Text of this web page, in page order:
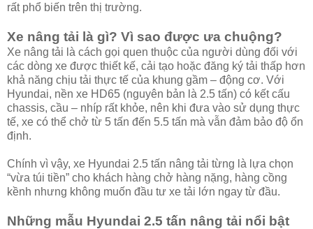
rất phổ biến trên thị trường.
Xe nâng tải là gì? Vì sao được ưa chuộng?
Xe nâng tải là cách gọi quen thuộc của người dùng đối với
các dòng xe được thiết kế, cải tạo hoặc đăng ký tải thấp hơn
khả năng chịu tải thực tế của khung gầm – động cơ. Với
Hyundai, nền xe HD65 (nguyên bản là 2.5 tấn) có kết cấu
chassis, cầu – nhíp rất khỏe, nên khi đưa vào sử dụng thực
tế, xe có thể chở từ 5 tấn đến 5.5 tấn mà vẫn đảm bảo độ ổn
định.
Chính vì vậy, xe Hyundai 2.5 tấn nâng tải từng là lựa chọn
“vừa túi tiền” cho khách hàng chở hàng nặng, hàng cồng
kềnh nhưng không muốn đầu tư xe tải lớn ngay từ đầu.
Những mẫu Hyundai 2.5 tấn nâng tải nổi bật